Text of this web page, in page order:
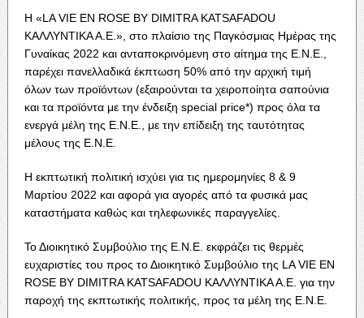
Η «LA VIE EN ROSE BY DIMITRA KATSAFADOU
ΚΑΛΛΥΝΤΙΚΑ Α.Ε.», στο πλαίσιο της Παγκόσμιας Ημέρας της
Γυναίκας 2022 και ανταποκρινόμενη στο αίτημα της Ε.Ν.Ε.,
παρέχει πανελλαδικά έκπτωση 50% από την αρχική τιμή
όλων των προϊόντων (εξαιρούνται τα χειροποίητα σαπούνια
και τα προϊόντα με την ένδειξη special price*) προς όλα τα
ενεργά μέλη της Ε.Ν.Ε., με την επίδειξη της ταυτότητας
μέλους της Ε.Ν.Ε.
Η εκπτωτική πολιτική ισχύει για τις ημερομηνίες 8 & 9
Μαρτίου 2022 και αφορά για αγορές από τα φυσικά μας
καταστήματα καθώς και τηλεφωνικές παραγγελίες.
Το Διοικητικό Συμβούλιο της Ε.Ν.Ε. εκφράζει τις θερμές
ευχαριστίες του προς το Διοικητικό Συμβούλιο της LA VIE EN
ROSE BY DIMITRA KATSAFADOU ΚΑΛΛΥΝΤΙΚΑ Α.Ε. για την
παροχή της εκπτωτικής πολιτικής, προς τα μέλη της Ε.Ν.Ε.